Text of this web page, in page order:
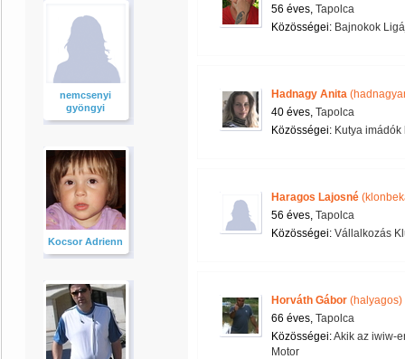
nemcsenyi
gyöngyi
Kocsor Adrienn
56 éves, Tapolca
Közösségei: Bajnokok
Hadnagy Anita
40 éves, Tapolca
Közösségei: Kutya imádók
Haragos Lajosné
56 éves, Tapolca
Közösségei: Vállalkozás
Horváth Gábor (halyagos)
66 éves, Tapolca
Közösségei:Akik az iwiw-
Motor